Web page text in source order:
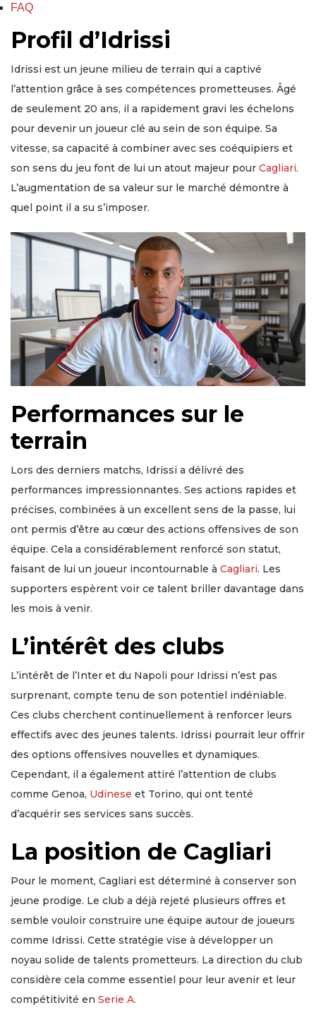
FAQ
Profil d’Idrissi
Idrissi est un jeune milieu de terrain qui a captivé
l’attention grâce à ses compétences prometteuses. Âgé
de seulement 20 ans, il a rapidement gravi les échelons
pour devenir un joueur clé au sein de son équipe. Sa
vitesse, sa capacité à combiner avec ses coéquipiers et
son sens du jeu font de lui un atout majeur pour Cagliari.
L’augmentation de sa valeur sur le marché démontre à
quel point il a su s’imposer.
Performances sur le
terrain
Lors des derniers matchs, Idrissi a délivré des
performances impressionnantes. Ses actions rapides et
précises, combinées à un excellent sens de la passe, lui
ont permis d’être au cœur des actions offensives de son
équipe. Cela a considérablement renforcé son statut,
faisant de lui un joueur incontournable à Cagliari. Les
supporters espèrent voir ce talent briller davantage dans
les mois à venir.
L’intérêt des clubs
L’intérêt de l’Inter et du Napoli pour Idrissi n’est pas
surprenant, compte tenu de son potentiel indéniable.
Ces clubs cherchent continuellement à renforcer leurs
effectifs avec des jeunes talents. Idrissi pourrait leur offrir
des options offensives nouvelles et dynamiques.
Cependant, il a également attiré l’attention de clubs
comme Genoa, Udinese et Torino, qui ont tenté
d’acquérir ses services sans succès.
La position de Cagliari
Pour le moment, Cagliari est déterminé à conserver son
jeune prodige. Le club a déjà rejeté plusieurs offres et
semble vouloir construire une équipe autour de joueurs
comme Idrissi. Cette stratégie vise à développer un
noyau solide de talents prometteurs. La direction du club
considère cela comme essentiel pour leur avenir et leur
compétitivité en Serie A.